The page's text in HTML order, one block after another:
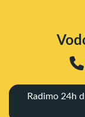
Radimo 24h